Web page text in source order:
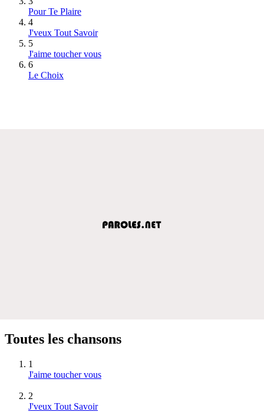
Pour Te Plaire
4
J'veux Tout Savoir
5
J'aime toucher vous
6
Le Choix
Toutes les chansons
1
J'aime toucher vous
2
J'veux Tout Savoir